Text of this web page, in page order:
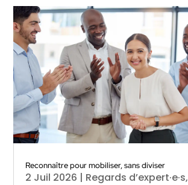
Reconnaître pour mobiliser, sans diviser
2 Juil 2026 | Regards d’expert·e·s,